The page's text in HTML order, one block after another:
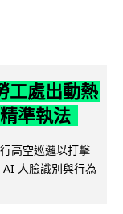
工處出動熱
準執法
高空巡邏以打擊
人臉識別與行為